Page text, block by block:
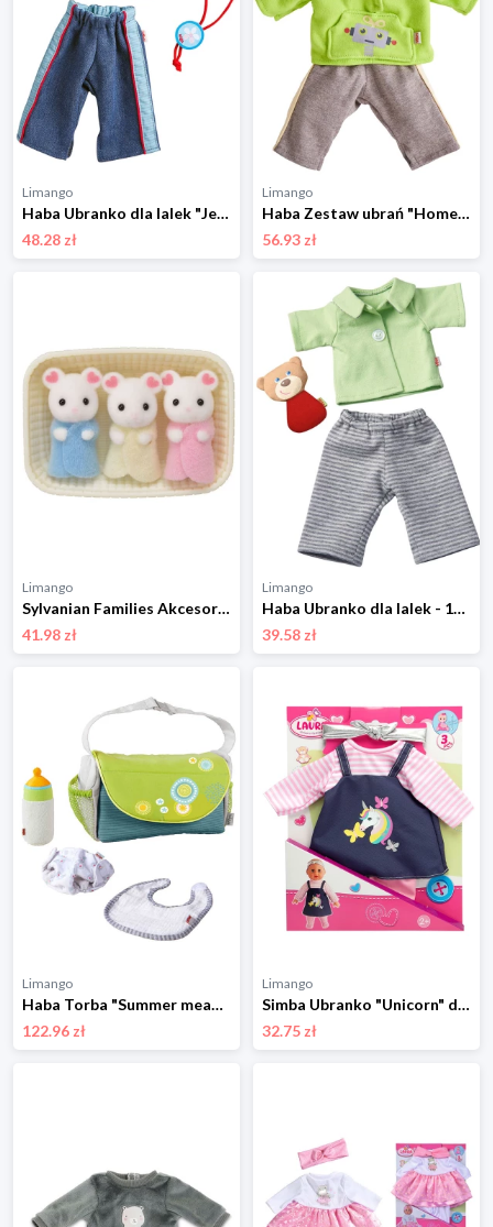
Limango
Haba Ubranko dla lalek "Jeans" - 18+ rozmiar: onesize
48.28 zł
Limango
Haba Zestaw ubrań "Homewear" - 18 m+ rozmiar: onesize
56.93 zł
Limango
Sylvanian Families Akcesoria dla lalek "Marshmallow mice triplets" - 3+ rozmiar: onesize
41.98 zł
Limango
Haba Ubranko dla lalek - 18 m+ rozmiar: onesize
39.58 zł
Limango
Haba Torba "Summer meadow" do przewijania lalek - 18 m+ rozmiar: onesize
122.96 zł
Limango
Simba Ubranko "Unicorn" dla lalek - 3+ rozmiar: onesize
32.75 zł